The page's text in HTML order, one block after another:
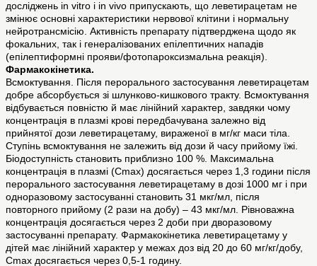
досліджень in vitro і in vivo припускають, що леветирацетам не
змінює основні характеристики нервової клітини і нормальну
нейротрансмісію. Активність препарату підтверджена щодо як
фокальних, так і генералізованих епілептичних нападів
(епілептиформні прояви/фотопароксизмальна реакція).
Фармакокінетика.
Всмоктування. Після перорального застосування леветирацетам
добре абсорбується зі шлунково-кишкового тракту. Всмоктування
відбувається повністю й має лінійний характер, завдяки чому
концентрація в плазмі крові передбачувана залежно від
прийнятої дози леветирацетаму, вираженої в мг/кг маси тіла.
Ступінь всмоктування не залежить від дози й часу прийому їжі.
Біодоступність становить приблизно 100 %. Максимальна
концентрація в плазмі (Сmах) досягається через 1,3 години після
перорального застосування леветирацетаму в дозі 1000 мг і при
одноразовому заcтосуванні становить 31 мкг/мл, після
повторного прийому (2 рази на добу) – 43 мкг/мл. Рівноважна
концентрація досягається через 2 доби при дворазовому
заcтосуванні препарату. Фармакокінетика леветирацетаму у
дітей має лінійний характер у межах доз від 20 до 60 мг/кг/добу,
Сmах досягається через 0,5-1 годину.